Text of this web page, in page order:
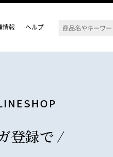
情報 ヘルプ
登録で